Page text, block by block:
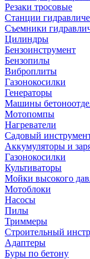
Резаки тросовые
Станции
Съемники
Цилиндры
Бензоинструмент
Бензопилы
Виброплиты
Газонокосилки
Генераторы
Машины
Мотопомпы
Нагреватели
Садовый
Аккумуляторы и
Газонокосилки
Культиваторы
Мойки высокого
Мотоблоки
Насосы
Пилы
Триммеры
Строительный
Адаптеры
Буры по бетону